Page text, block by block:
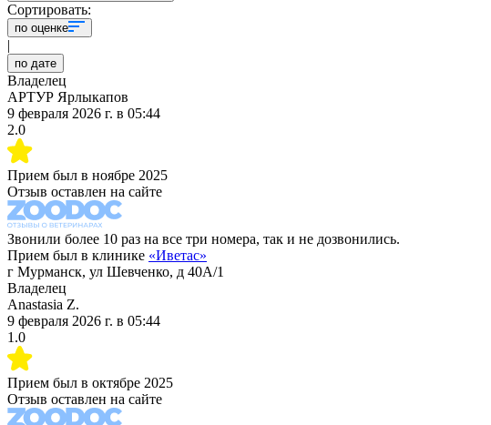
Сортировать:
по оценке
|
по дате
Владелец
АРТУР Ярлыкапов
9 февраля 2026 г. в 05:44
2.0
Прием был в ноябре 2025
Отзыв оставлен на сайте
Звонили более 10 раз на все три номера, так и не дозвонились.
Прием был в клинике «Иветас»
г Мурманск, ул Шевченко, д 40А/1
Владелец
Anastasia Z.
9 февраля 2026 г. в 05:44
1.0
Прием был в октябре 2025
Отзыв оставлен на сайте